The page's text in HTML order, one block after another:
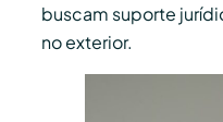
buscam suporte
no exterior.